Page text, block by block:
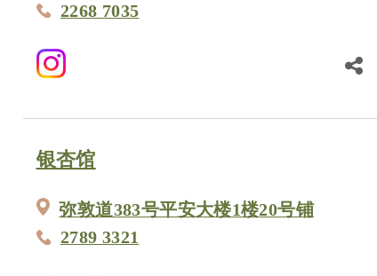
2268 7035
银杏馆
弥敦道383号平安大楼1楼20号铺
2789 3321